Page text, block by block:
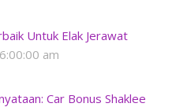
Untuk Elak Jerawat
am
Car Bonus Shaklee